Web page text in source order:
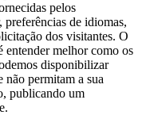
pelos
de idiomas,
dos visitantes. O
entender melhor como os
disponibilizar
não permitam a sua
publicando um